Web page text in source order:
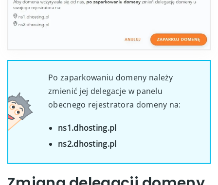
Po zaparkowaniu domeny należy
zmienić jej delegacje w panelu
obecnego rejestratora domeny na:
ns1.dhosting.pl
ns2.dhosting.pl